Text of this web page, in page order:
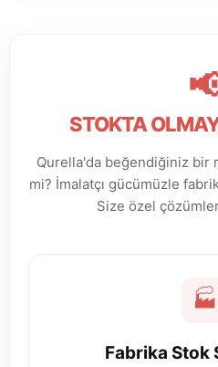
STOKTA
Qurella'da beğendiğiniz bir
mi? İmalatçı gücümüzle
Size özel
🏭
Fabrika Stok